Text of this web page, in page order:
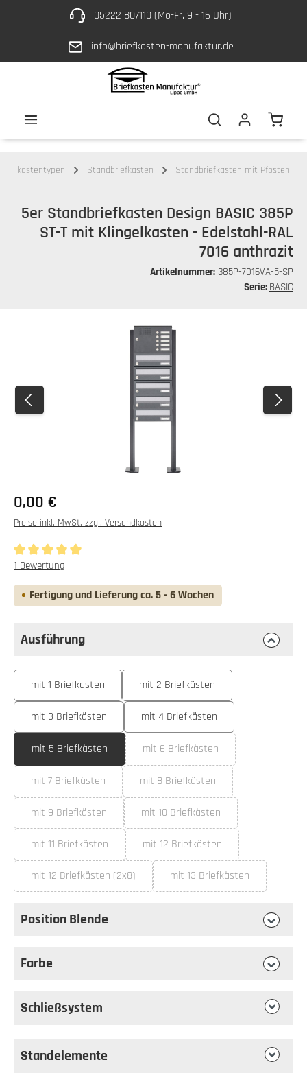
Zum Hauptinhalt springen05222 807110 (Mo-Fr. 9 - 16 Uhr)
info@briefkasten-manufaktur.de
Briefkastentypen Standbriefkasten Standbriefkasten mit Pfosten
5er Standbriefkasten Design BASIC 385P
ST-T mit Klingelkasten - Edelstahl-RAL
7016 anthrazit
Artikelnummer: 385P-7016VA-5-SP
Serie: BASIC
0,00 €
Preise inkl. MwSt. zzgl. Versandkosten
Durchschnittliche Bewertung von 5 von 5 Sternen
1 Bewertung
Fertigung und Lieferung ca. 5 - 6 Wochen
Ausführung
Ausführungauswählen
mit 1 Briefkasten mit 2 Briefkästen
mit 3 Briefkästen mit 4 Briefkästen
mit 5 Briefkästen mit 6 Briefkästen
(Diese Option ist zurzeit nicht
mit 7 Briefkästen
(Diese Option ist zurzeit nicht verfügbar.)
mit 8 Briefkästen
(Diese Option ist zurzeit nicht
mit 9 Briefkästen
(Diese Option ist zurzeit nicht verfügbar.)
mit 10 Briefkästen
(Diese Option ist zurzeit nicht
mit 11 Briefkästen
(Diese Option ist zurzeit nicht verfügbar.)
mit 12 Briefkästen
(Diese Option ist zurzeit nicht
mit 12 Briefkästen (2x8)
(Diese Option ist zurzeit nicht verfügbar.)
mit 13 Briefkästen
(Diese Option ist zurzeit
Position Blende
Farbe
Schließsystem
Standelemente